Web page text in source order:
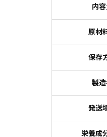
内
原材
保存
製
発送
栄養成